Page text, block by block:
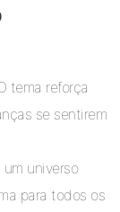
tema reforça
se sentirem
universo
para todos os